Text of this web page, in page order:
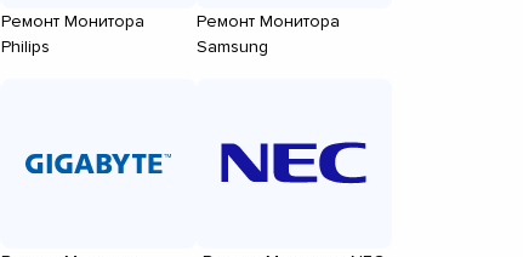
Ремонт Монитора
Philips
Ремонт Монитора
Samsung